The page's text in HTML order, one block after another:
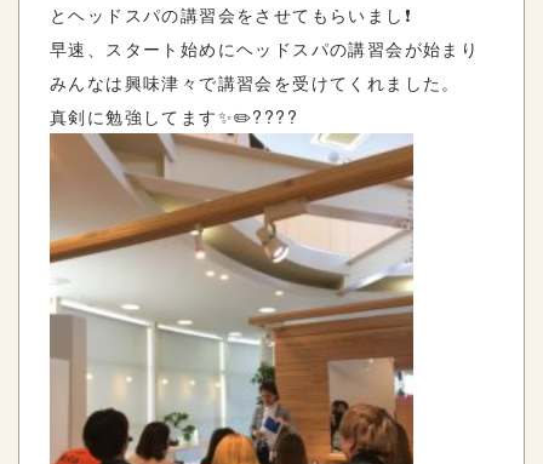
とヘッドスパの講習会をさせてもらいまし❗️
早速、スタート始めにヘッドスパの講習会が始まり
みんなは興味津々で講習会を受けてくれました。
真剣に勉強してます✨✏️????